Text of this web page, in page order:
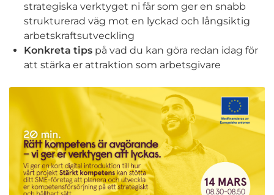
strategiska verktyget ni får som ger en snabb
strukturerad väg mot en lyckad och långsiktig
arbetskraftsutveckling
Konkreta tips på vad du kan göra redan idag för
att stärka er attraktion som arbetsgivare